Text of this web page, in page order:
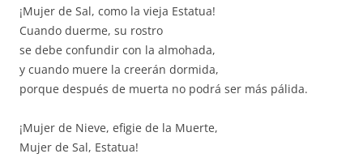
¡Mujer de Sal, como la vieja Estatua!
Cuando duerme, su rostro
se debe confundir con la almohada,
y cuando muere la creerán dormida,
porque después de muerta no podrá ser más pálida.
¡Mujer de Nieve, efigie de la Muerte,
Mujer de Sal, Estatua!